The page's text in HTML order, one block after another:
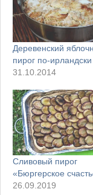
Деревенский
пирог по-ирландски
31.10.2014
Сливовый пирог
«Бюргерское
26.09.2019